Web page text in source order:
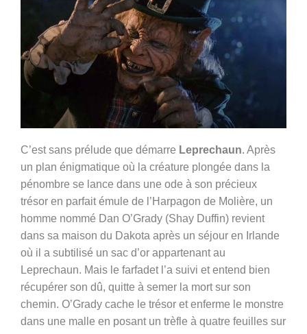
C’est sans prélude que démarre Leprechaun. Après
un plan énigmatique où la créature plongée dans la
pénombre se lance dans une ode à son précieux
trésor en parfait émule de l’Harpagon de Molière, un
homme nommé Dan O’Grady (Shay Duffin) revient
dans sa maison du Dakota après un séjour en Irlande
où il a subtilisé un sac d’or appartenant au
Leprechaun. Mais le farfadet l’a suivi et entend bien
récupérer son dû, quitte à semer la mort sur son
chemin. O’Grady cache le trésor et enferme le monstre
dans une malle en posant un trèfle à quatre feuilles sur